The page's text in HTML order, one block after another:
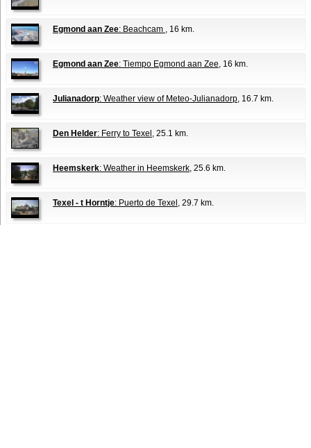
Egmond aan Zee: Beachcam , 16 km.
Egmond aan Zee: Tiempo Egmond aan Zee , 16 km.
Julianadorp: Weather view of Meteo-Julianadorp , 16.7 km.
Den Helder: Ferry to Texel , 25.1 km.
Heemskerk: Weather in Heemskerk , 25.6 km.
Texel - t Horntje: Puerto de Texel , 29.7 km.